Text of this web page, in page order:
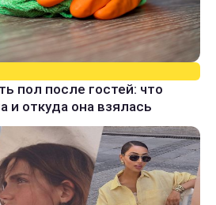
пол после гостей: что
и откуда она взялась